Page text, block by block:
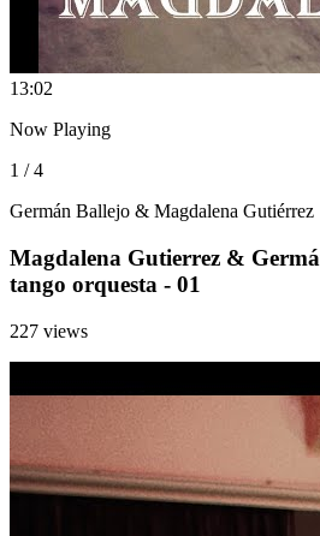
13:02
Now Playing
1 / 4
Germán Ballejo & Magdalena Gutiérrez
Magdalena Gutierrez &
tango orquesta - 01
227 views